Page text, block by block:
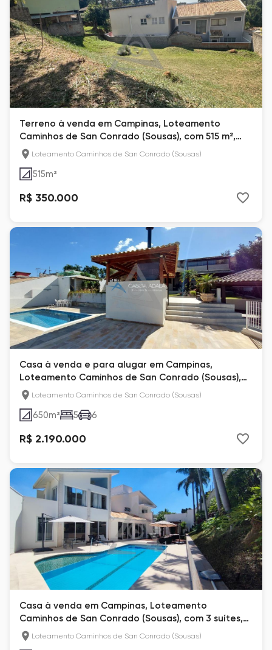
Terreno à venda em Campinas, Loteamento
Caminhos de San Conrado (Sousas), com 515 m²,
San Conrado
Loteamento Caminhos de San Conrado (Sousas)
515m²
R$ 350.000
Casa à venda e para alugar em Campinas,
Loteamento Caminhos de San Conrado (Sousas),
com 5 quartos
Loteamento Caminhos de San Conrado (Sousas)
650m² 5 6
R$ 2.190.000
Casa à venda em Campinas, Loteamento
Caminhos de San Conrado (Sousas), com 3 suítes,
com 529.33 m²
Loteamento Caminhos de San Conrado (Sousas)